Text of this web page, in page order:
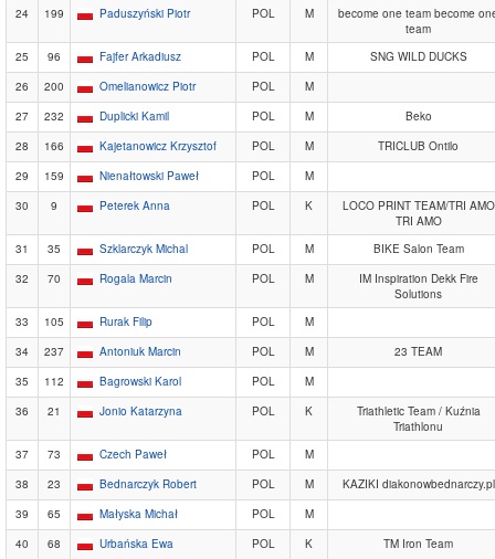
24
199 Paduszyński Piotr POL M
become one team become
team
25
96 Fajfer Arkadiusz POL M
SNG WILD DUCKS
26
200 Omelianowicz Piotr POL
M
27
232 Duplicki Kamil POL M
Beko
28
166 Kajetanowicz Krzysztof POL M
TRICLUB Ontilo
29
159 Nienałtowski Paweł POL
M
30
9 Peterek Anna POL K
LOCO PRINT TEAM/TRI AMO
TRI AMO
31
35 Szklarczyk Michal POL M
BIKE Salon Team
32
70 Rogala Marcin POL M
IM Inspiration Dekk Fire
Solutions
33
105 Rurak Filip POL
M
34
237 Antoniuk Marcin POL M
23 TEAM
35
112 Bagrowski Karol POL
M
36
21 Jonio Katarzyna POL K
Triathletic Team / Kuźnia
Triathlonu
37
73 Czech Paweł POL
M
38
23 Bednarczyk Robert POL M
KAZIKI diakonowbednarczy.pl
39
65 Małyska Michał POL
M
40
68 Urbańska Ewa POL K
TM Iron Team